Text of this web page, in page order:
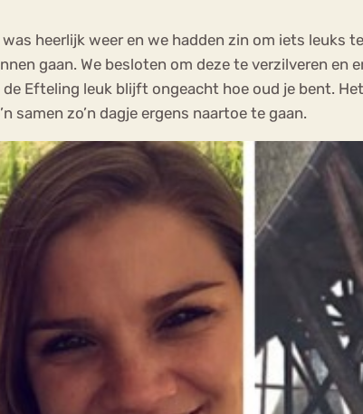
heerlijk weer en we hadden zin om iets leuks
gaan. We besloten om deze te verzilveren en
Efteling leuk blijft ongeacht hoe oud je bent.
samen zo’n dagje ergens naartoe te gaan.